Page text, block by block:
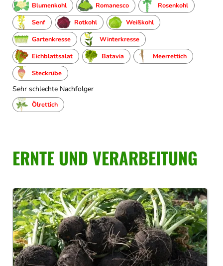
Blumenkohl
Romanesco
Rosenkohl
Senf
Rotkohl
Weißkohl
Gartenkresse
Winterkresse
Eichblattsalat
Batavia
Meerrettich
Steckrübe
Sehr schlechte Nachfolger
Ölrettich
ERNTE UND VERARBEITUNG